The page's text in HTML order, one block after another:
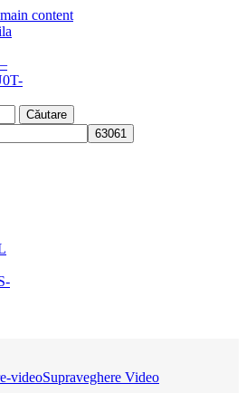
content
Căutare
Supraveghere Video